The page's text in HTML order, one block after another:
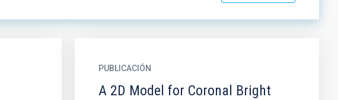
PUBLICACIÓN
A 2D Model for Coronal Bright